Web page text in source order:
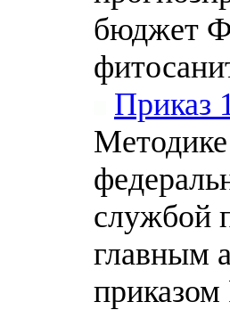
бюджет
Приказ
службой
главным
приказом